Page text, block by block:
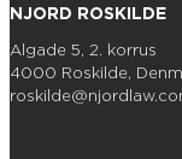
NJORD ROSKILDE
Algade 5, 2. korrus
4000 Roskilde,